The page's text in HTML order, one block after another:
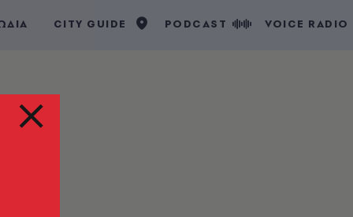
CITY GUIDE PODCAST VOICE RADIO